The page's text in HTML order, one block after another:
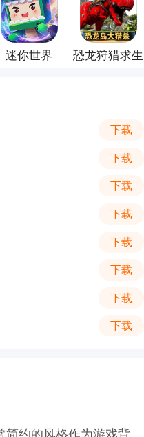
迷你世界 恐龙狩猎求生
下载
下载
下载
下载
下载
下载
下载
下载